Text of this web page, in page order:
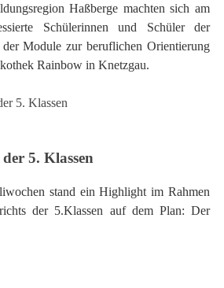
Haßberge machten sich am
Schülerinnen und Schüler der
Module zur beruflichen Orientierung
Rainbow in Knetzgau.
5. Klassen
stand ein Highlight im Rahmen
der 5.Klassen auf dem Plan: Der